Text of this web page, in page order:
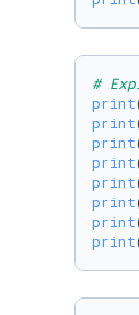
#
print
print
print
print
print
print
print
print